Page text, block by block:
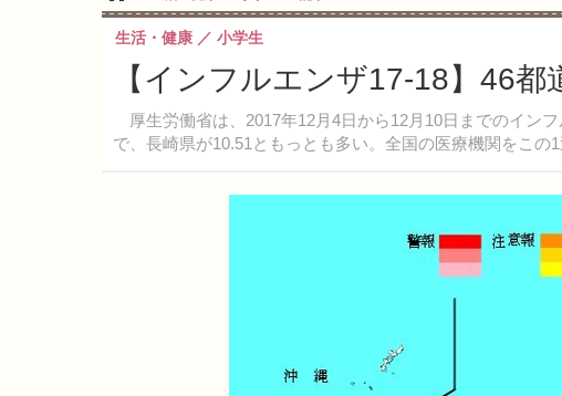
【インフルエンザ17-18】46
厚生労働省は、2017年12月4日から12月10日までのイン
で、長崎県が10.51ともっとも多い。全国の医療機関をこの
生活・健康 小学生